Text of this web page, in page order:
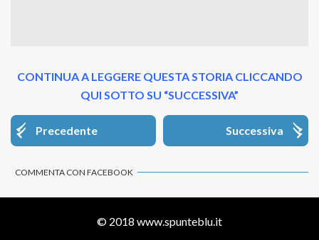
CONTINUA A LEGGERE QUESTA STORIA CLICCANDO
QUI SOTTO SU “SUCCESSIVA”
Precedente Successiva
COMMENTA CON FACEBOOK
© 2018 www.spunteblu.it